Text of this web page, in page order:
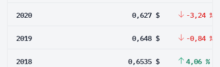
2020 0,627 $ -3,24 %
2019 0,648 $ -0,84 %
2018 0,6535 $ 4,06 %